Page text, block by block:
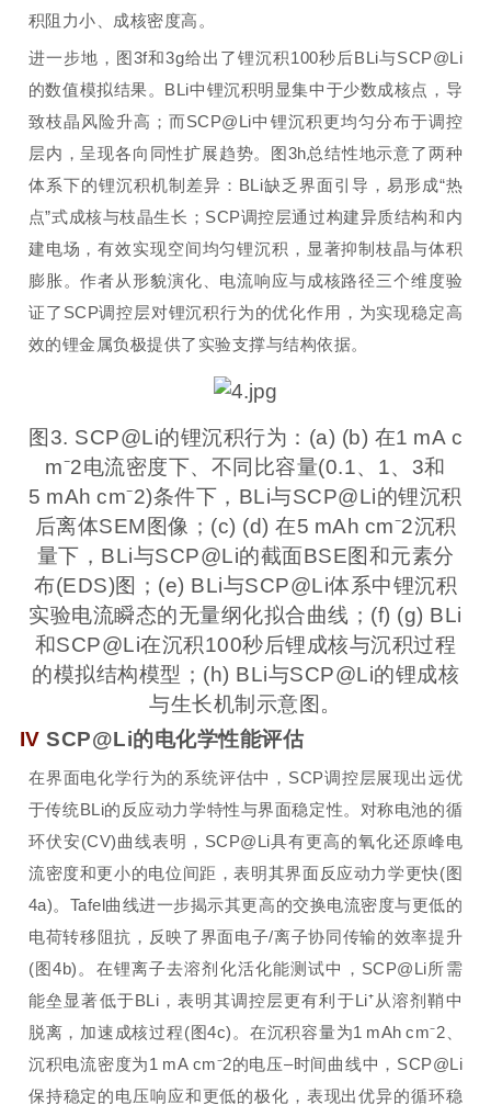
积阻力小、成核密度高。
进一步地，图3f和3g给出了锂沉积100秒后BLi与SCP@Li
的数值模拟结果。BLi中锂沉积明显集中于少数成核点，导
致枝晶风险升高；而SCP@Li中锂沉积更均匀分布于调控
层内，呈现各向同性扩展趋势。图3h总结性地示意了两种
体系下的锂沉积机制差异：BLi缺乏界面引导，易形成“热
点”式成核与枝晶生长；SCP调控层通过构建异质结构和内
建电场，有效实现空间均匀锂沉积，显著抑制枝晶与体积
膨胀。作者从形貌演化、电流响应与成核路径三个维度验
证了SCP调控层对锂沉积行为的优化作用，为实现稳定高
效的锂金属负极提供了实验支撑与结构依据。
图3. SCP@Li的锂沉积行为：(a) (b) 在1 mA c
m⁻2电流密度下、不同比容量(0.1、1、3和
5 mAh cm⁻2)条件下，BLi与SCP@Li的锂沉积
后离体SEM图像；(c) (d) 在5 mAh cm⁻2沉积
量下，BLi与SCP@Li的截面BSE图和元素分
布(EDS)图；(e) BLi与SCP@Li体系中锂沉积
实验电流瞬态的无量纲化拟合曲线；(f) (g) BLi
和SCP@Li在沉积100秒后锂成核与沉积过程
的模拟结构模型；(h) BLi与SCP@Li的锂成核
与生长机制示意图。
IV SCP@Li的电化学性能评估
在界面电化学行为的系统评估中，SCP调控层展现出远优
于传统BLi的反应动力学特性与界面稳定性。对称电池的循
环伏安(CV)曲线表明，SCP@Li具有更高的氧化还原峰电
流密度和更小的电位间距，表明其界面反应动力学更快(图
4a)。Tafel曲线进一步揭示其更高的交换电流密度与更低的
电荷转移阻抗，反映了界面电子/离子协同传输的效率提升
(图4b)。在锂离子去溶剂化活化能测试中，SCP@Li所需
能垒显著低于BLi，表明其调控层更有利于Li⁺从溶剂鞘中
脱离，加速成核过程(图4c)。在沉积容量为1 mAh cm⁻2、
沉积电流密度为1 mA cm⁻2的电压–时间曲线中，SCP@Li
保持稳定的电压响应和更低的极化，表现出优异的循环稳